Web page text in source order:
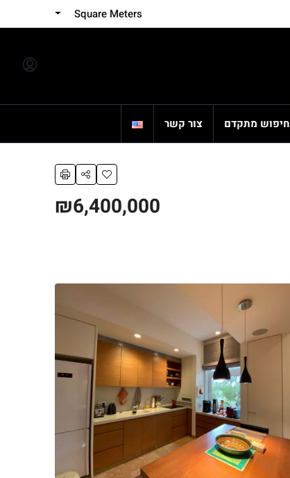
Square Meters
חיפוש מתקדם צור קשר
₪6,400,000